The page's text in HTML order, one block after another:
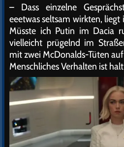
– Dass einzelne
eeetwas seltsam wirkten,
Müsste ich Putin im Dacia
vielleicht prügelnd im
mit zwei McDonalds-Tüten
Menschliches Verhalten ist